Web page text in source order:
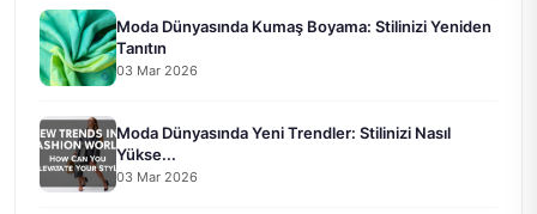
Moda Dünyasında Kumaş Boyama: Stilinizi Yeniden
Tanıtın
03 Mar 2026
Moda Dünyasında Yeni Trendler: Stilinizi Nasıl
Yükse...
03 Mar 2026